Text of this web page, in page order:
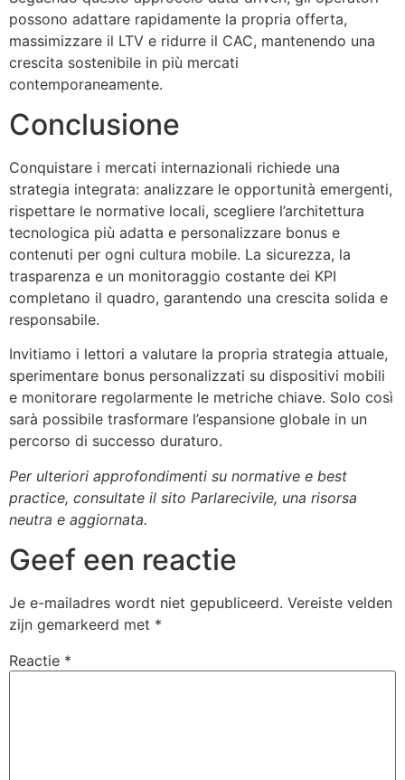
possono adattare rapidamente la propria offerta,
massimizzare il LTV e ridurre il CAC, mantenendo una
crescita sostenibile in più mercati
contemporaneamente.
Conclusione
Conquistare i mercati internazionali richiede una
strategia integrata: analizzare le opportunità emergenti,
rispettare le normative locali, scegliere l’architettura
tecnologica più adatta e personalizzare bonus e
contenuti per ogni cultura mobile. La sicurezza, la
trasparenza e un monitoraggio costante dei KPI
completano il quadro, garantendo una crescita solida e
responsabile.
Invitiamo i lettori a valutare la propria strategia attuale,
sperimentare bonus personalizzati su dispositivi mobili
e monitorare regolarmente le metriche chiave. Solo così
sarà possibile trasformare l’espansione globale in un
percorso di successo duraturo.
Per ulteriori approfondimenti su normative e best
practice, consultate il sito Parlarecivile, una risorsa
neutra e aggiornata.
Geef een reactie
Je e-mailadres wordt niet gepubliceerd. Vereiste velden
zijn gemarkeerd met *
Reactie *